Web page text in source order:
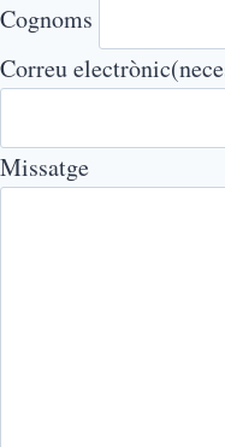
Cognoms
Correu electrònic
Missatge